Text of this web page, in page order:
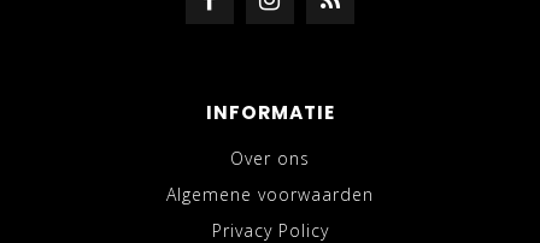
INFORMATIE
Over ons
Algemene voorwaarden
Privacy Policy